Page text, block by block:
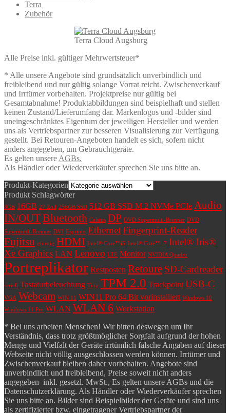
Terra
Zubehör
Terra Cloud Augsburg
Alle Preise inkl. gültiger Mehrwertsteuer*
* Alle unsere Angebote sind grundsätzlich unverbindlich und
freibleibend und nur gültig solange Vorrat reicht. Zwischenverkauf
und Irrtümer vorbehalten. Projektpreise nur gültig bei
Gesamtabnahme! Produktabbildungen sind beispielhaft und stellen
keinen Zustand/Lieferumfang dar. Markenlogos und -bilder sind
uneingeschränktes Eigentum der jeweiligen Hersteller und werden
uns als Vertriebspartner zur besseren Visualisierung zur Verfügung
gestellt. Bei Retouren-Angeboten handelt es sich, sofern nicht
anders angegeben, um Gebrauchtgeräte.
Es gelten unsereAGBs.
Als Händler oder Wiederverkäufer sprechen Sie uns bitte an.
Produkt-Kategorien
Produkt Schlagwörter
8GB 16GB 27 Zoll 256GB SSD 512 GB SSD M.2 NVMe PCIe Audio
IN/OUTBluetooth Celsius DP DVD Supermulti-Brenner DVD
Supermutli-Brenner DVI Esprimo EthernetFingerprint-Reader
Fujitsu günstig HDMI Intel® Core™i5 Intel® Core™ i7 Intel® Iris®
Xe Graphics LAN Lenovo LTE Monitor NVIDIA Quadro
Portreplikator Restposten Retoure SD-Cardreader
seriell Tastaturbeleuchtung Tiny TPM 2.0 Trackpoint USB-C
VGA Webcam WIN 11 WIN11 Pro 64 Bit vorinstalliert Windows 10
Windows 11 Pro WLAN WLAN 6 Workstation
* Bei uns arbeiten Menschen! Wir bitten deswegen um Ihr
Verständnis, dass trotz größtmöglicher Sorgfalt aufgrund der hohen
Menge und Vielfalt der Geräte irrtümlich falsche Angaben auf dieser
Webseite nicht völlig ausgeschlossen werden können. Irrtümer und
Zwischenverkauf bleiben daher vorbehalten. Angebote sind
unverbindlich und freibleibend, Preise soweit nicht anders
angegeben inkl. gesetzl. MwSt., Es gelten unsere AGBs und die
Datenschutzerklärung. Als Händler oder Wiederverkäufer sprechen
Sie uns bitte an. Bilder sind Beispielbilder der Geräte und sind uns
als zertifizierter bzw. eingetragener Vertriebspartner der